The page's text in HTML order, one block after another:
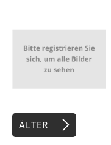
ÄLTER